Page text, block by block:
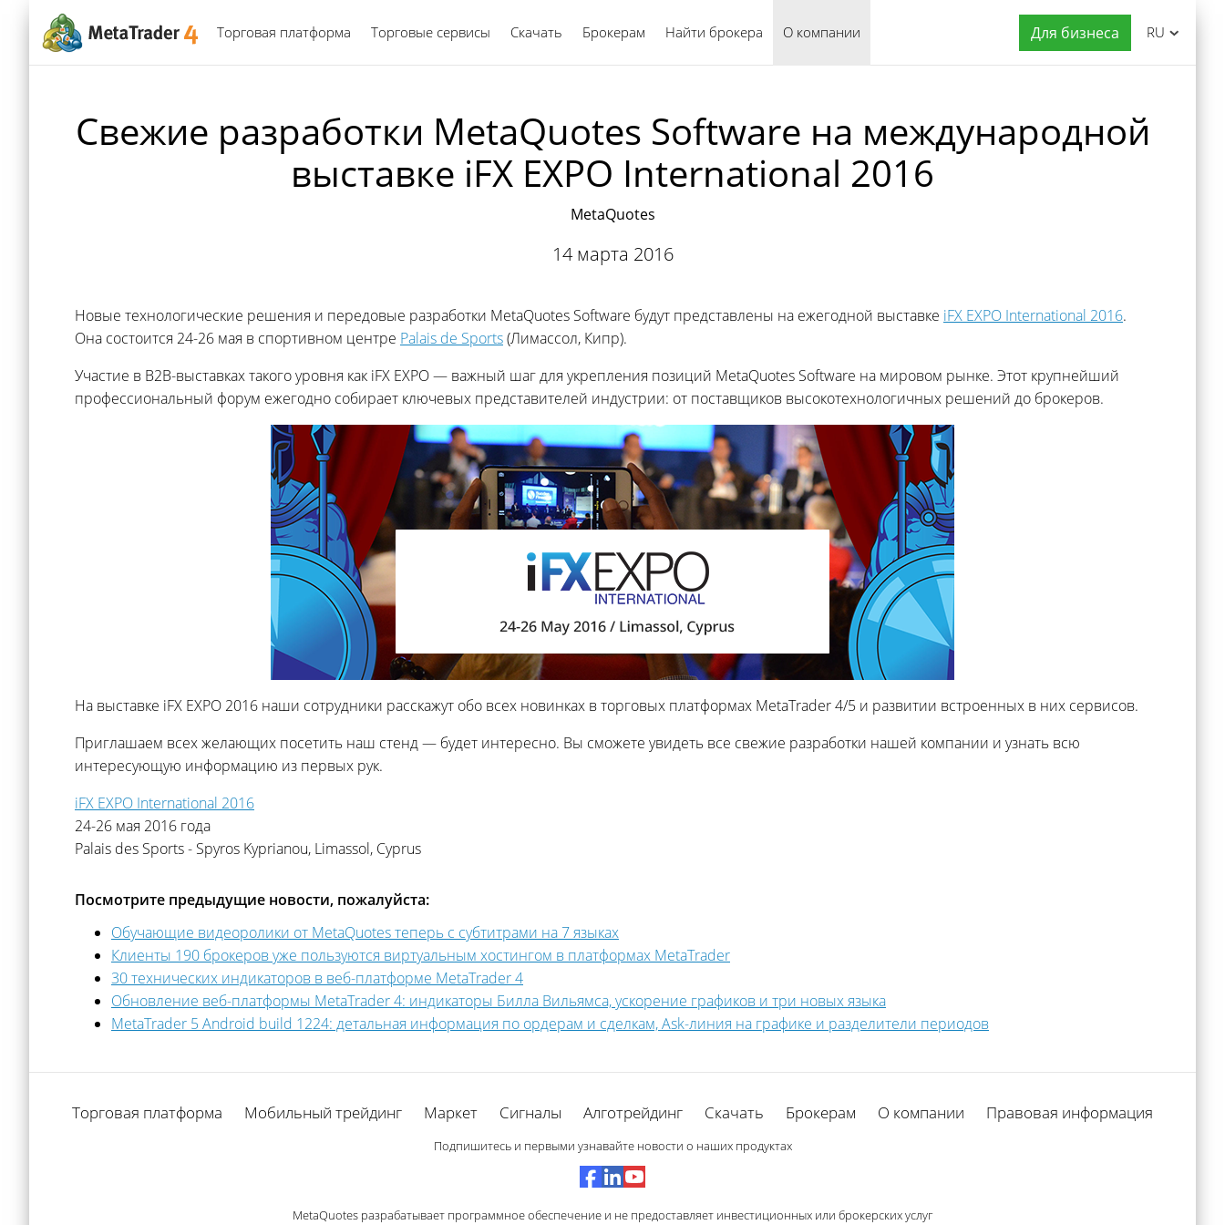
Торговая платформа Торговые сервисы Скачать Брокерам Найти брокера О компании Для бизнеса
Русский RU
Свежие разработки MetaQuotes Software на международной
выставке iFX EXPO International 2016
MetaQuotes
14 марта 2016
Новые технологические решения и передовые разработки MetaQuotes Software будут представлены на ежегодной выставке iFX EXPO International 2016.
Она состоится 24-26 мая в спортивном центре Palais de Sports(Лимассол, Кипр).
Участие в B2B-выставках такого уровня как iFX EXPO — важный шаг для укрепления позиций MetaQuotes Software на мировом рынке. Этот крупнейший
профессиональный форум ежегодно собирает ключевых представителей индустрии: от поставщиков высокотехнологичных решений до брокеров.
На выставке iFX EXPO 2016 наши сотрудники расскажут обо всех новинках в торговых платформах MetaTrader 4/5 и развитии встроенных в них сервисов.
Приглашаем всех желающих посетить наш стенд — будет интересно. Вы сможете увидеть все свежие разработки нашей компании и узнать всю
интересующую информацию из первых рук.
iFX EXPO International 2016
24-26 мая 2016 года
Palais des Sports - Spyros Kyprianou, Limassol, Cyprus
Посмотрите предыдущие новости, пожалуйста:
Обучающие видеоролики от MetaQuotes теперь с субтитрами на 7 языках
Клиенты 190 брокеров уже пользуются виртуальным хостингом в платформах MetaTrader
30 технических индикаторов в веб-платформе MetaTrader 4
Обновление веб-платформы MetaTrader 4: индикаторы Билла Вильямса, ускорение графиков и три новых языка
MetaTrader 5 Android build 1224: детальная информация по ордерам и сделкам, Ask-линия на графике и разделители периодов
Торговая платформа Мобильный трейдинг Маркет Сигналы Алготрейдинг Скачать Брокерам О компании Правовая информация
Подпишитесь и первыми узнавайте новости о наших продуктах
MetaQuotes разрабатывает программное обеспечение и не предоставляет инвестиционных или брокерских услуг